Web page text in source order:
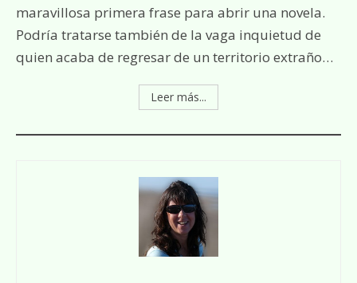
maravillosa primera frase para abrir una novela.
Podría tratarse también de la vaga inquietud de
quien acaba de regresar de un territorio extraño…
Leer más...